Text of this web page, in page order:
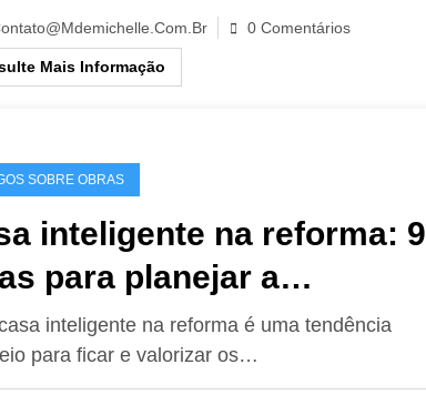
0 Comentários
Mais Informação
SOBRE OBRAS
inteligente na reforma: 9
para planejar a
inteligente na reforma é uma tendência
para ficar e valorizar os…